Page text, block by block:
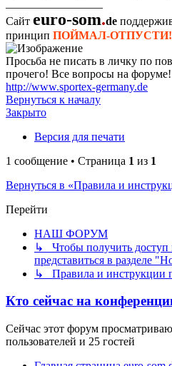
Сайт euro-som.de
принцип ПОЙМАЛ-ОТПУСТИ! /
Просьба не писать в личку по
прочего! Все вопросы на форуме!
http://www.sportex-germany.de
Вернуться к началу
Закрыто
Версия для печати
1 сообщение • Страница 1 из 1
Вернуться в «Правила и
Перейти
НАШ ФОРУМ
↳ Чтобы получить доступ
представиться в разделе
↳ Правила и инструкции
Кто сейчас на
Сейчас этот форум
пользователей и 25 гостей